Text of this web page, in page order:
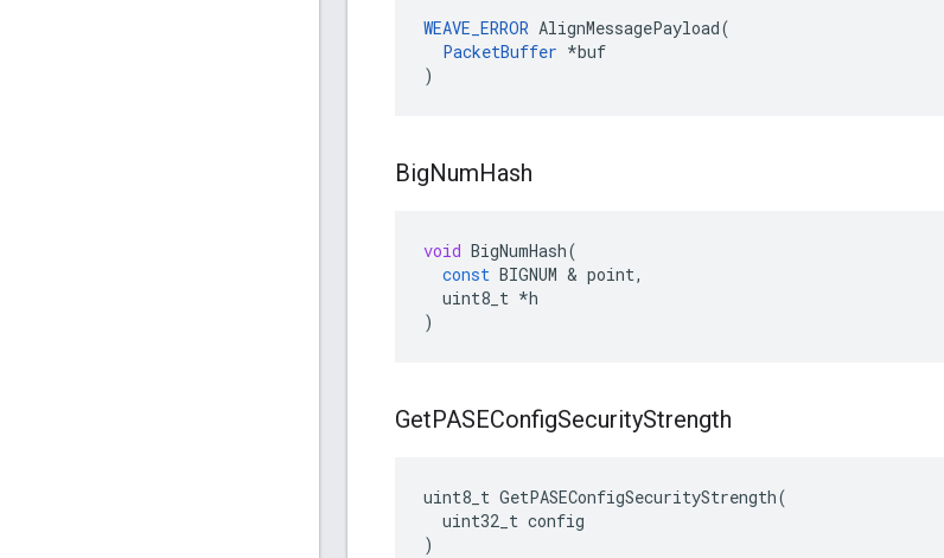
WEAVE_ERROR AlignMessagePayload(
PacketBuffer *buf
)
BigNumHash
void BigNumHash(
const BIGNUM & point,
uint8_t *h
)
GetPASEConfigSecurityStrength
uint8_t GetPASEConfigSecurityStrength(
  uint32_t config
)